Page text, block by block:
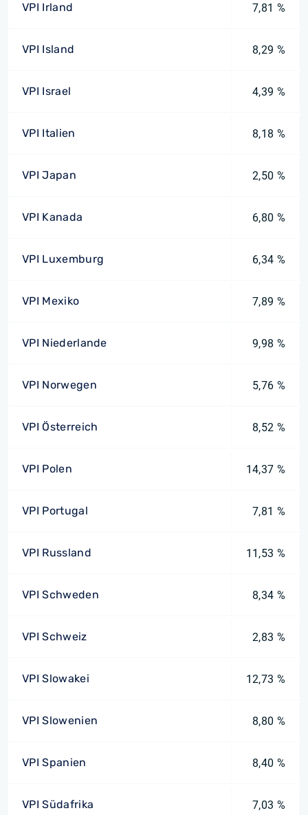
VPI Irland 7,81 %
VPI Island 8,29 %
VPI Israel 4,39 %
VPI Italien 8,18 %
VPI Japan 2,50 %
VPI Kanada 6,80 %
VPI Luxemburg 6,34 %
VPI Mexiko 7,89 %
VPI Niederlande 9,98 %
VPI Norwegen 5,76 %
VPI Österreich 8,52 %
VPI Polen 14,37 %
VPI Portugal 7,81 %
VPI Russland 11,53 %
VPI Schweden 8,34 %
VPI Schweiz 2,83 %
VPI Slowakei 12,73 %
VPI Slowenien 8,80 %
VPI Spanien 8,40 %
VPI Südafrika 7,03 %